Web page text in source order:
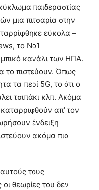
παιδεραστίας
μια πιτσαρία στην
εύκολα –
το Νο1
κανάλι των ΗΠΑ.
το πιστεύουν. Όπως
τα περί 5G, το ότι ο
τσιπάκι κλπ. Ακόμα
απ’ τον
ένδειξη
ακόμα πιο
τους
οι θεωρίες του δεν